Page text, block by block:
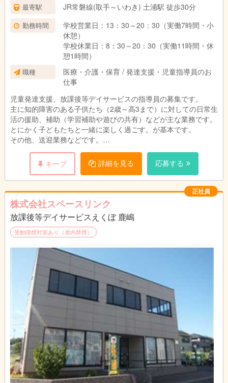
最寄駅 JR常磐線(取手～いわき) 土浦駅 徒歩30分
勤務時間
学校営業日：13：30～20：30（実働7時間・小
休憩）
学校休業日：8：30～20：30（実働11時間・休
憩1時間）
職種
医療・介護・保育 / 発達支援・児童指導員のお
仕事
児童発達支援、放課後等デイサービスの指導員の募集です。
主に知的障害のある子供たち（2歳～高3まで）に対しての日常生
活の援助、補助（学習補助や遊びの共有）などが主な業務です。
とにかく子どもたちと一緒に楽しく過ごす。が基本です。
その他、送迎業務などです。
助員となります。
積極的に外へ出る施設です。外へ出て公園などで子どもたちと一
緒に真剣に遊んだり施設内ではレクリエーションを楽しんだりし
ます。また、学校休業日にはイベントを開催したり遠方へ出かけ
たりもします。
キープ 詳細を見る 応募する
正社員
株式会社スペースリンク
放課後等デイサービスえくぼ 鹿嶋
受動喫煙対策あり（屋内禁煙）